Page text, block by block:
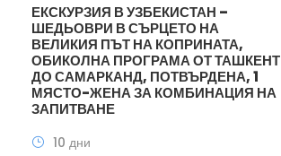
ЕКСКУРЗИЯ В УЗБЕКИСТАН –
ШЕДЬОВРИ В СЪРЦЕТО НА
ВЕЛИКИЯ ПЪТ НА КОПРИНАТА,
ОБИКОЛНА ПРОГРАМА ОТ ТАШКЕНТ
ДО САМАРКАНД, ПОТВЪРДЕНА, 1
МЯСТО-ЖЕНА ЗА КОМБИНАЦИЯ НА
ЗАПИТВАНЕ
10 дни